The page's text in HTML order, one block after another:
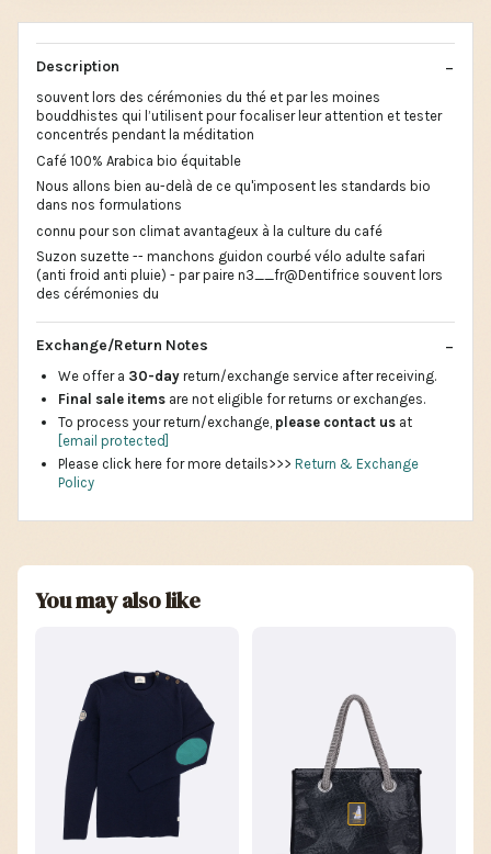
Description
souvent lors des cérémonies du thé et par les moines
bouddhistes qui l’utilisent pour focaliser leur attention et tester
concentrés pendant la méditation
Café 100% Arabica bio équitable
Nous allons bien au-delà de ce qu'imposent les standards bio
dans nos formulations
connu pour son climat avantageux à la culture du café
Suzon suzette -- manchons guidon courbé vélo adulte safari
(anti froid anti pluie) - par paire n3__fr@Dentifrice souvent lors
des cérémonies du
Exchange/Return Notes
We offer a 30-day return/exchange service after receiving.
Final sale items are not eligible for returns or exchanges.
To process your return/exchange, please contact us at
[email protected]
Please click here for more details>>> Return & Exchange
Policy
You may also like